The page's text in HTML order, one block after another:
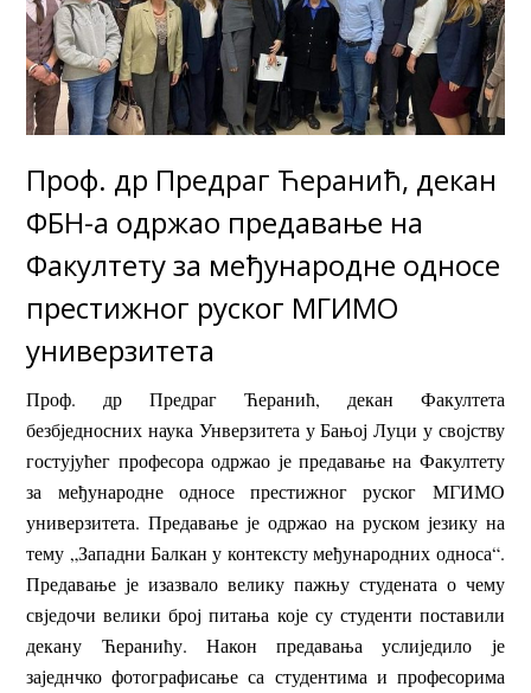
Проф. др Предраг Ћеранић, декан
ФБН-а одржао предавање на
Факултету за међународне односе
престижног руског МГИМО
универзитета
Проф. др Предраг Ћеранић, декан Факултета
безбједносних наука Унверзитета у Бањој Луци у својству
гостујућег професора одржао је предавање на Факултету
за међународне односе престижног руског МГИМО
универзитета. Предавање је одржао на руском језику на
тему „Западни Балкан у контексту међународних односа“.
Предавање је изазвало велику пажњу студената о чему
свједочи велики број питања које су студенти поставили
декану Ћеранићу. Након предавања услиједило је
заједнчко фотографисање са студентима и професорима